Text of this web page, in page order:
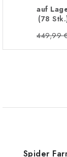
auf
(78
449,99
Spider